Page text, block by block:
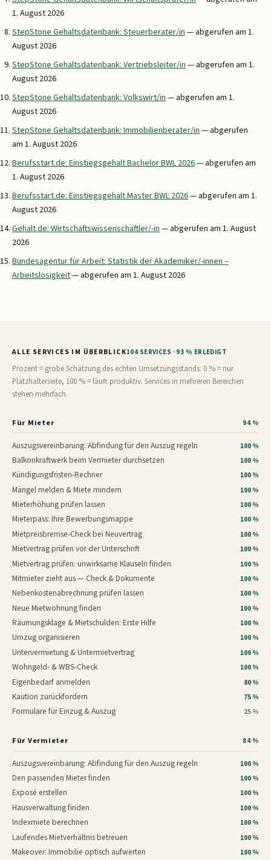
1. August 2026
StepStone Gehaltsdatenbank: Steuerberater/in— abgerufen am 1.
August 2026
StepStone Gehaltsdatenbank: Vertriebsleiter/in— abgerufen am 1.
August 2026
StepStone Gehaltsdatenbank: Volkswirt/in— abgerufen am 1.
August 2026
StepStone Gehaltsdatenbank: Immobilienberater/in— abgerufen
am 1. August 2026
Berufsstart.de: Einstiegsgehalt Bachelor BWL 2026— abgerufen am
1. August 2026
Berufsstart.de: Einstiegsgehalt Master BWL 2026— abgerufen am 1.
August 2026
Gehalt.de: Wirtschaftswissenschaftler/-in— abgerufen am 1. August
2026
Bundesagentur für Arbeit: Statistik der Akademiker/-innen –
Arbeitslosigkeit— abgerufen am 1. August 2026
ALLE SERVICES IM ÜBERBLICK104 SERVICES · 93 % ERLEDIGT
Prozent = grobe Schätzung des echten Umsetzungsstands: 0 % = nur
Platzhalterseite, 100 % = läuft produktiv. Services in mehreren Bereichen
stehen mehrfach.
Für Mieter 94 %
Auszugsvereinbarung: Abfindung für den Auszug regeln 100 %
Balkonkraftwerk beim Vermieter durchsetzen 100 %
Kündigungsfristen-Rechner 100 %
Mängel melden & Miete mindern 100 %
Mieterhöhung prüfen lassen 100 %
Mieterpass: Ihre Bewerbungsmappe 100 %
Mietpreisbremse-Check bei Neuvertrag 100 %
Mietvertrag prüfen vor der Unterschrift 100 %
Mietvertrag prüfen: unwirksame Klauseln finden 100 %
Mitmieter zieht aus — Check & Dokumente 100 %
Nebenkostenabrechnung prüfen lassen 100 %
Neue Mietwohnung finden 100 %
Räumungsklage & Mietschulden: Erste Hilfe 100 %
Umzug organisieren 100 %
Untervermietung & Untermietvertrag 100 %
Wohngeld- & WBS-Check 100 %
Eigenbedarf anmelden 80 %
Kaution zurückfordern 75 %
Formulare für Einzug & Auszug 25 %
Für Vermieter 84 %
Auszugsvereinbarung: Abfindung für den Auszug regeln 100 %
Den passenden Mieter finden 100 %
Exposé erstellen 100 %
Hausverwaltung finden 100 %
Indexmiete berechnen 100 %
Laufendes Mietverhältnis betreuen 100 %
Makeover: Immobilie optisch aufwerten 100 %